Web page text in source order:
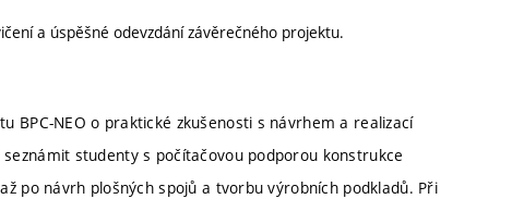
a úspěšné odevzdání závěrečného projektu.
NEO o praktické zkušenosti s návrhem a realizací
studenty s počítačovou podporou konstrukce
po návrh plošných spojů a tvorbu výrobních podkladů. Při